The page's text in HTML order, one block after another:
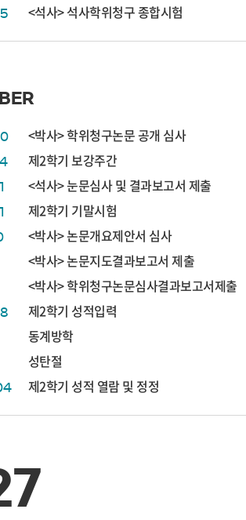
<석사> 석사학위청구 종합시험
<박사> 학위청구논문 공개 심사
제2학기 보강주간
<석사> 눈문심사 및 결과보고서 제출
제2학기 기말시험
<박사> 논문개요제안서 심사
<박사> 논문지도결과보고서 제출
<박사> 학위청구논문심사결과보고서제출
제2학기 성적입력
동계방학
성탄절
제2학기 성적 열람 및 정정